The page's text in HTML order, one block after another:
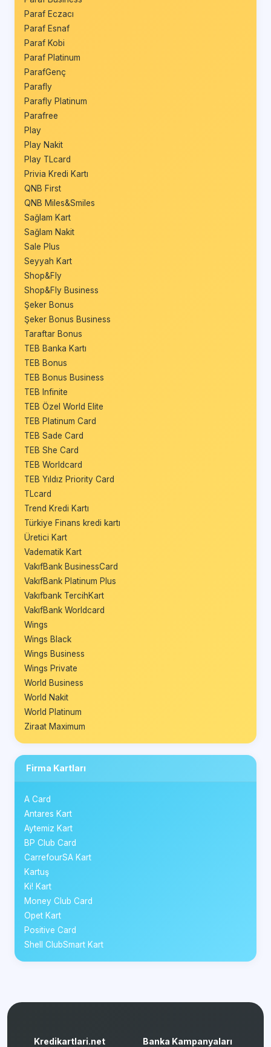
Paraf Eczacı
Paraf Esnaf
Paraf Kobi
Paraf Platinum
ParafGenç
Parafly
Parafly Platinum
Parafree
Play
Play Nakit
Play TLcard
Privia Kredi Kartı
QNB First
QNB Miles&Smiles
Sağlam Kart
Sağlam Nakit
Sale Plus
Seyyah Kart
Shop&Fly
Shop&Fly Business
Şeker Bonus
Şeker Bonus Business
Taraftar Bonus
TEB Banka Kartı
TEB Bonus
TEB Bonus Business
TEB Infinite
TEB Özel World Elite
TEB Platinum Card
TEB Sade Card
TEB She Card
TEB Worldcard
TEB Yıldız Priority Card
TLcard
Trend Kredi Kartı
Türkiye Finans kredi kartı
Üretici Kart
Vadematik Kart
VakıfBank BusinessCard
VakıfBank Platinum Plus
Vakıfbank TercihKart
VakıfBank Worldcard
Wings
Wings Black
Wings Business
Wings Private
World Business
World Nakit
World Platinum
Ziraat Maximum
Firma Kartları
A Card
Antares Kart
Aytemiz Kart
BP Club Card
CarrefourSA Kart
Kartuş
Ki! Kart
Money Club Card
Opet Kart
Positive Card
Shell ClubSmart Kart
Kredikartlari.net Banka Kampanyaları